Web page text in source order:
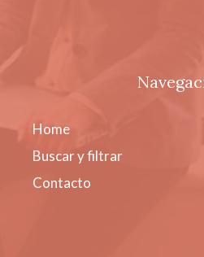
Home
Buscar y filtrar
Contacto